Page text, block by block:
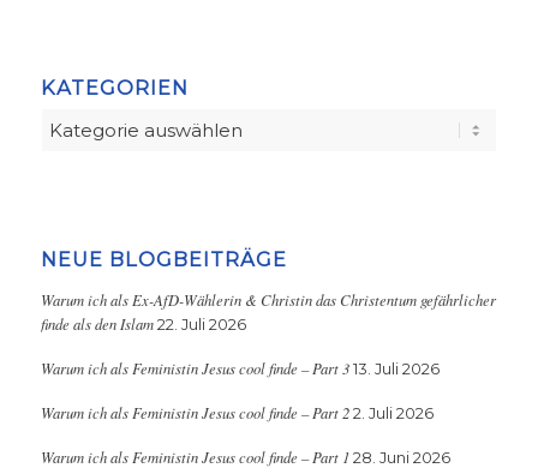
KATEGORIEN
Kategorien
NEUE BLOGBEITRÄGE
Warum ich als Ex-AfD-Wählerin & Christin das Christentum gefährlicher
finde als den Islam 22. Juli 2026
Warum ich als Feministin Jesus cool finde – Part 3 13. Juli 2026
Warum ich als Feministin Jesus cool finde – Part 2 2. Juli 2026
Warum ich als Feministin Jesus cool finde – Part 1 28. Juni 2026